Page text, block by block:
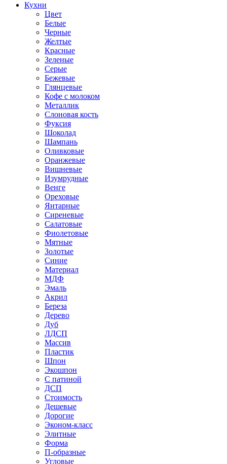
Кухни
Цвет
Белые
Черные
Желтые
Красные
Зеленые
Серые
Бежевые
Глянцевые
Кофе с молоком
Металлик
Слоновая кость
Фуксия
Шоколад
Шампань
Оливковые
Оранжевые
Вишневые
Изумрудные
Венге
Ореховые
Янтарные
Сиреневые
Салатовые
Фиолетовые
Мятные
Золотые
Синие
Материал
МДФ
Эмаль
Акрил
Береза
Дерево
Дуб
ЛДСП
Массив
Пластик
Шпон
Экошпон
С патиной
ДСП
Стоимость
Дешевые
Дорогие
Эконом-класс
Элитные
Форма
П-образные
Угловые